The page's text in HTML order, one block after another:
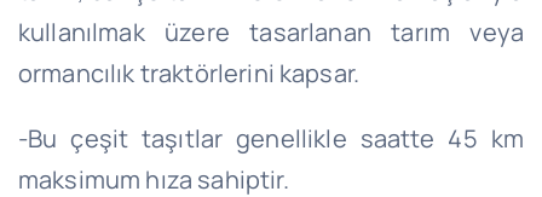
kullanılmak üzere tasarlanan tarım veya
ormancılık traktörlerini kapsar.
-Bu çeşit taşıtlar genellikle saatte 45 km
maksimum hıza sahiptir.